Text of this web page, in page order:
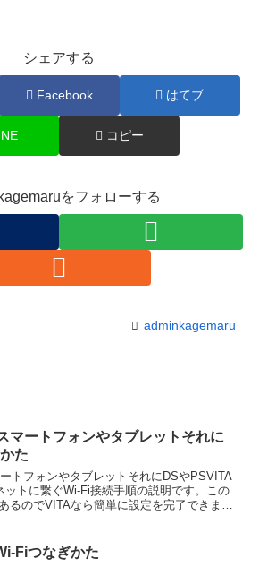
シェアする
Facebook はてブ
コピー
をフォローする
adminkagemaru
マートフォンやタブレットそれに
た
トフォンやタブレットそれにDSやPSVITA
ットに繋ぐWi-Fi接続手順の説明です。この
るのでVITAなら簡単に設定を完了できま
Fiつなぎかた